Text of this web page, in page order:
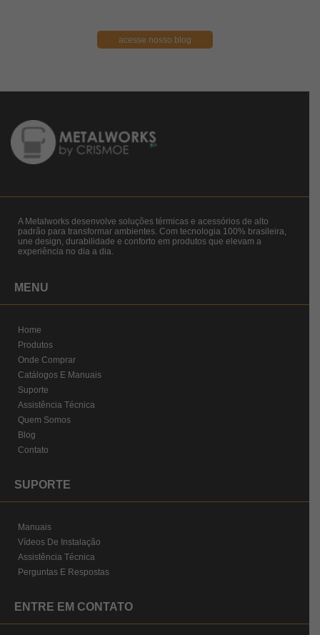
acesse nosso blog
A Metalworks desenvolve soluções térmicas e acessórios de alto
padrão para transformar ambientes. Com tecnologia 100% brasileira,
une design, durabilidade e conforto em produtos que elevam a
experiência no dia a dia.
MENU
Home
Produtos
Onde Comprar
Catálogos E Manuais
Suporte
Assistência Técnica
Quem Somos
Blog
Contato
SUPORTE
Manuais
Vídeos De Instalação
Assistência Técnica
Perguntas E Respostas
ENTRE EM CONTATO